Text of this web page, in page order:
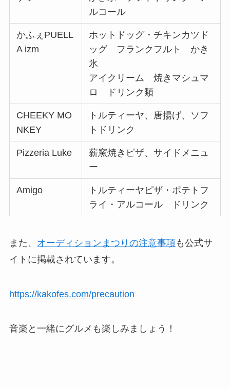
ルコール
かふぇPUELL
A izm
ホットドッグ・チキンカツド
ッグ フランクフルト かき
氷
アイクリーム 焼きマシュマ
ロ ドリンク類
CHEEKY MO
NKEY
トルティーヤ、唐揚げ、ソフ
トドリンク
Pizzeria Luke
薪窯焼きピザ、サイドメニュ
ー
Amigo
トルティーヤピザ・ポテトフ
ライ・アルコール ドリンク
また、 オーディションまつりの注意事項も公式サ
イトに掲載されています。
https://kakofes.com/precaution
音楽と一緒にグルメも楽しみましょう！